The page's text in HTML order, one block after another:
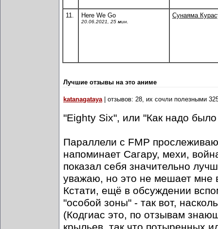
11. Here We Go
20.06.2021, 25 мин.
Сунаяма
Лучшие отзывы на это аниме
katanagataya| отзывов: 28, их сочли полезными
"Eighty Six", или "Как надо
Параллели с FMP
напоминает Сагару, мехи,
показал себя значительно
уважаю, но это не мешает мне
Кстати, ещё в обсуждении
"особой зоны" - так вот,
(Кодгиас это, по отзывам